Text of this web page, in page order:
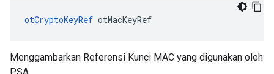
otCryptoKeyRef otMacKeyRef
Menggambarkan Referensi Kunci MAC yang digunakan oleh